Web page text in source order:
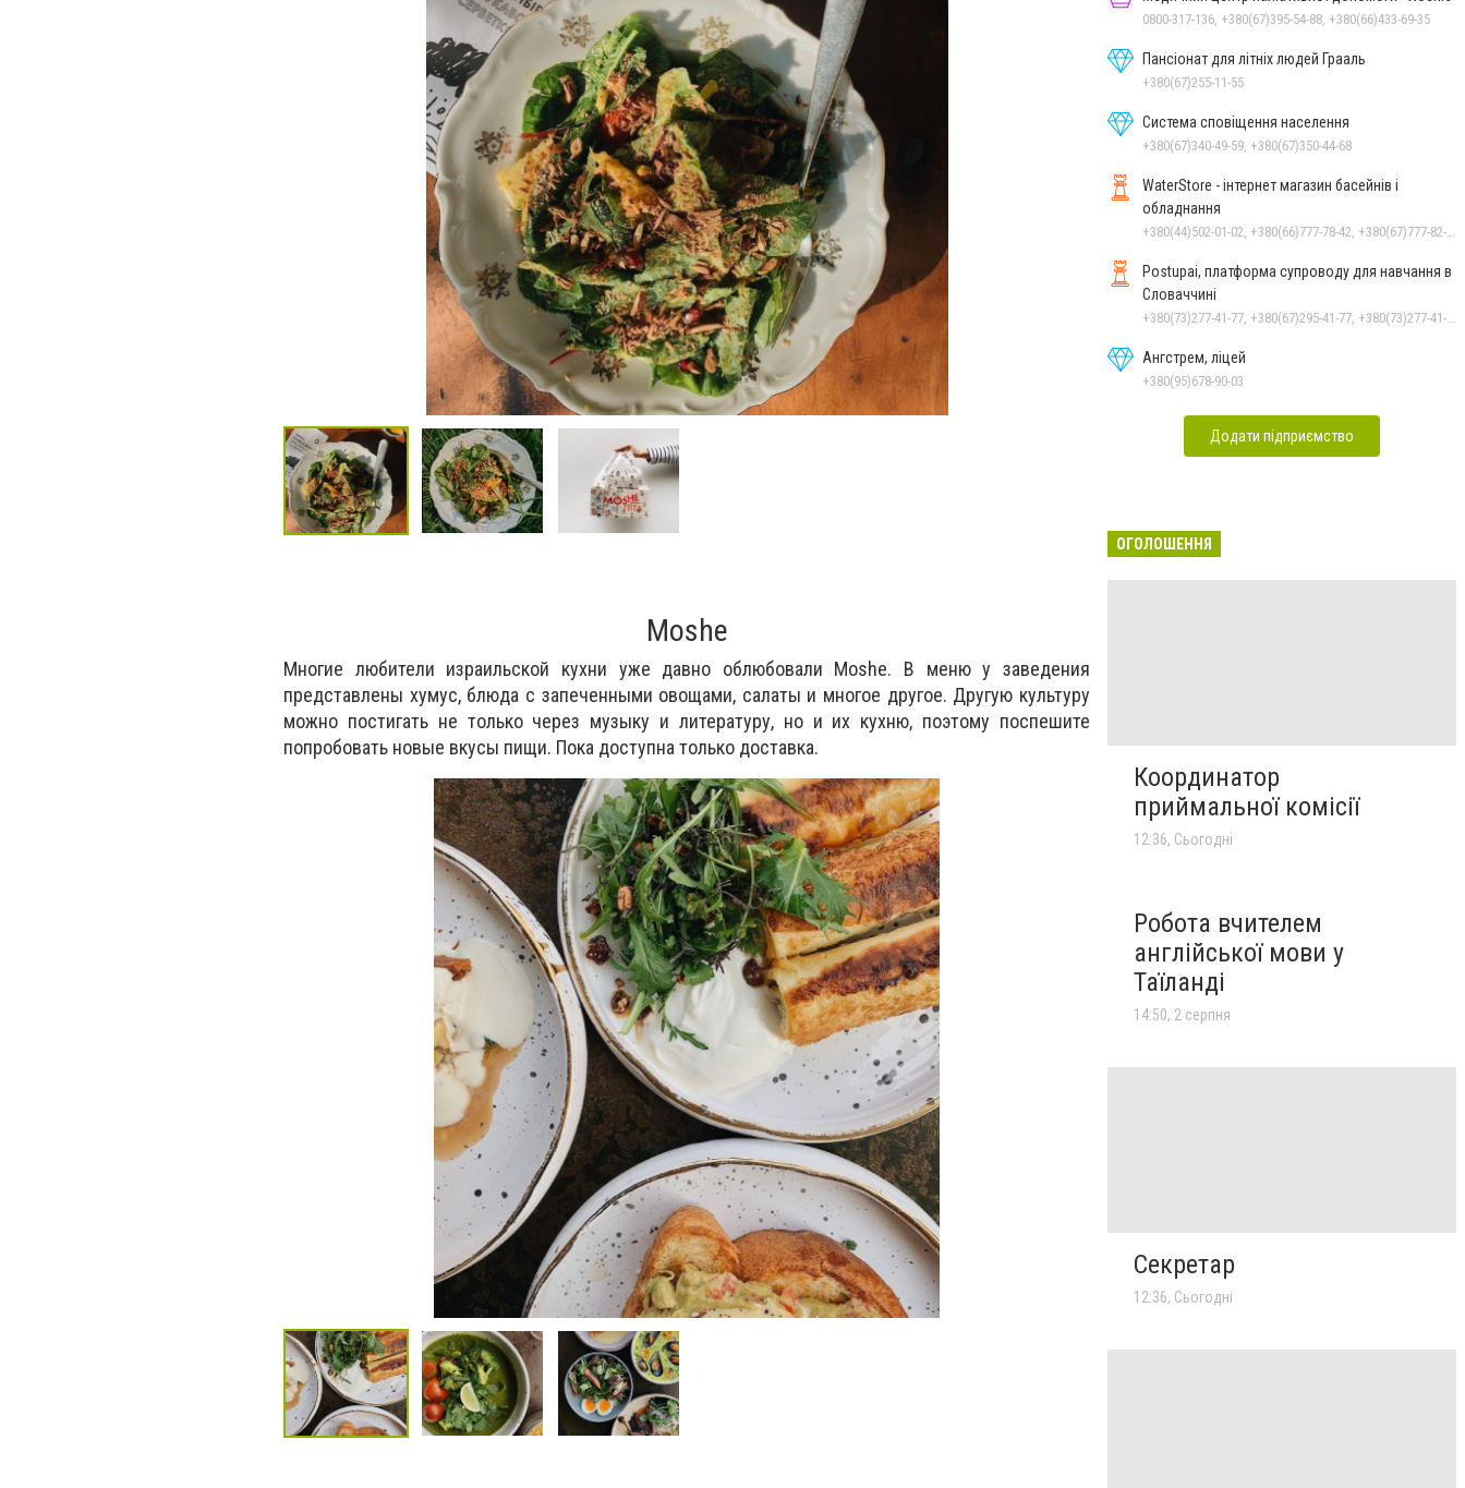
Moshe
Многие любители израильской кухни уже давно облюбовали Moshe. В меню у заведения
представлены хумус, блюда с запеченными овощами, салаты и многое другое. Другую культуру
можно постигать не только через музыку и литературу, но и их кухню, поэтому поспешите
попробовать новые вкусы пищи. Пока доступна только доставка.
0800-317-136, +380(67)395-54-88, +380(66)433-69-35
Пансіонат для літніх людей Грааль
+380(67)255-11-55
Система сповіщення населення
+380(67)340-49-59, +380(67)350-44-68
WaterStore - інтернет магазин басейнів і
обладнання
Postupai, платформа супроводу для навчання в
Словаччині
Ангстрем, ліцей
+380(95)678-90-03
Додати підприємство
ОГОЛОШЕННЯ
Координатор
приймальної комісії
12:36, Сьогодні
Робота вчителем
англійської мови у
Таїланді
14:50, 2 серпня
Секретар
12:36, Сьогодні